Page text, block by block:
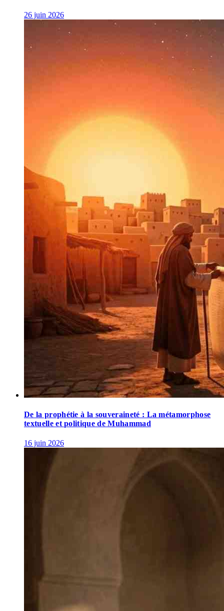
26 juin 2026
De la prophétie à la souveraineté : La métamorphose
textuelle et politique de Muhammad
16 juin 2026